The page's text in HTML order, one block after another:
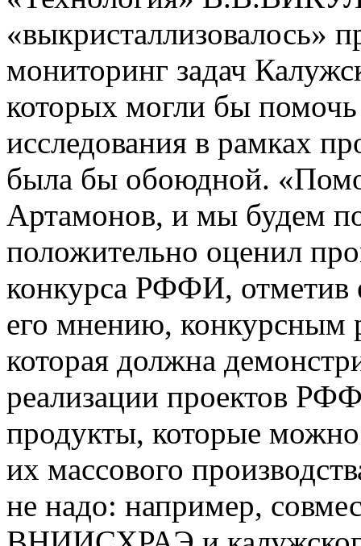
«выкристаллизовалось»
мониторинг задач
которых могли бы
исследования в рамках
была бы обоюдной.
Артамонов, и мы будем
положительно оценил
конкурса РФФИ, отметив
его мнению, конкурсным
которая должна
реализации проектов
продукты, которые можно
их массового
не надо: например,